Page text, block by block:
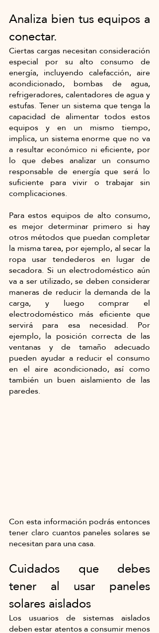
Analiza bien tus equipos a
conectar.
Ciertas cargas necesitan consideración
especial por su alto consumo de
energía, incluyendo calefacción, aire
acondicionado, bombas de agua,
refrigeradores, calentadores de agua y
estufas. Tener un sistema que tenga la
capacidad de alimentar todos estos
equipos y en un mismo tiempo,
implica, un sistema enorme que no va
a resultar económico ni eficiente, por
lo que debes analizar un consumo
responsable de energía que será lo
suficiente para vivir o trabajar sin
complicaciones.
Para estos equipos de alto consumo,
es mejor determinar primero si hay
otros métodos que puedan completar
la misma tarea, por ejemplo, al secar la
ropa usar tendederos en lugar de
secadora. Si un electrodoméstico aún
va a ser utilizado, se deben considerar
maneras de reducir la demanda de la
carga, y luego comprar el
electrodoméstico más eficiente que
servirá para esa necesidad. Por
ejemplo, la posición correcta de las
ventanas y de tamaño adecuado
pueden ayudar a reducir el consumo
en el aire acondicionado, así como
también un buen aislamiento de las
paredes.
Con esta información podrás entonces
tener claro cuantos paneles solares se
necesitan para una casa.
Cuidados que debes
tener al usar paneles
solares aislados
Los usuarios de sistemas aislados
deben estar atentos a consumir menos